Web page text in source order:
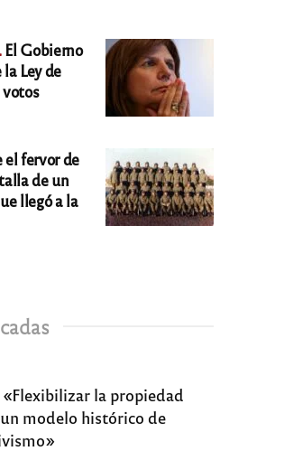
El Gobierno
Ley de
fervor de
de un
llegó a la
la propiedad
modelo histórico de